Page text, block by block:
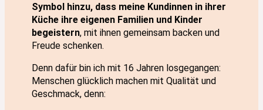
Symbol hinzu, dass meine Kundinnen in ihrer
Küche ihre eigenen Familien und Kinder
begeistern, mit ihnen gemeinsam backen und
Freude schenken.
Denn dafür bin ich mit 16 Jahren losgegangen:
Menschen glücklich machen mit Qualität und
Geschmack, denn: